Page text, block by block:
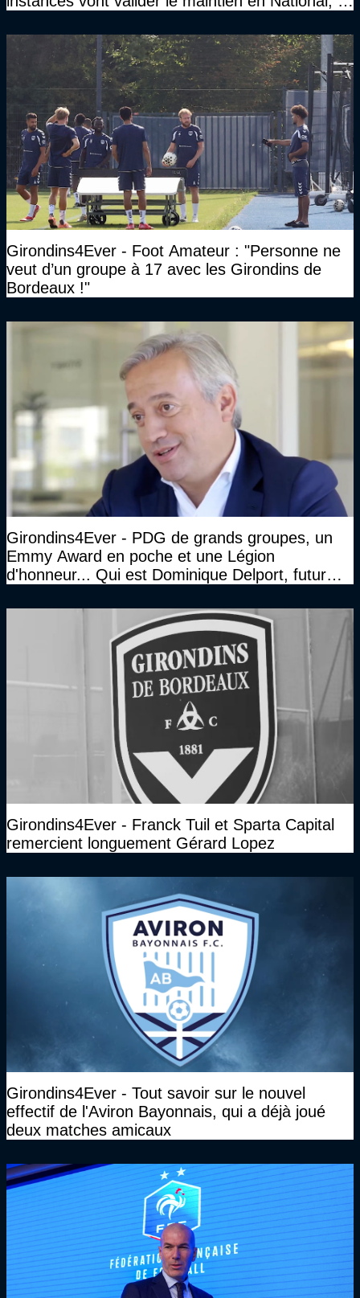
haut niveau"
Girondins4Ever - Foot Amateur : "Personne ne
veut d’un groupe à 17 avec les Girondins de
Bordeaux !"
Girondins4Ever - PDG de grands groupes, un
Emmy Award en poche et une Légion
d'honneur... Qui est Dominique Delport, futur
Girondins4Ever - Franck Tuil et Sparta Capital
remercient longuement Gérard Lopez
Girondins4Ever - Tout savoir sur le nouvel
effectif de l'Aviron Bayonnais, qui a déjà joué
deux matches amicaux